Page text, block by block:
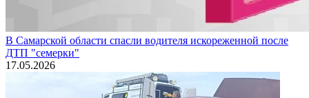
В Самарской области спасли водителя искореженной после
ДТП "семерки"
17.05.2026